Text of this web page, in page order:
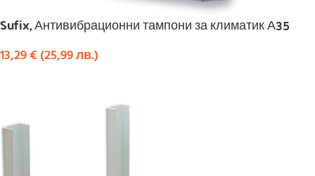
Sufix, Антивибрационни тампони за климатик А35
13,29€(25,99лв.)